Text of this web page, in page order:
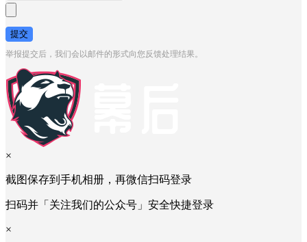
提交
举报提交后，我们会以邮件的形式向您反馈处理结果。
×
截图保存到手机相册，再微信扫码登录
扫码并「关注我们的公众号」安全快捷登录
×